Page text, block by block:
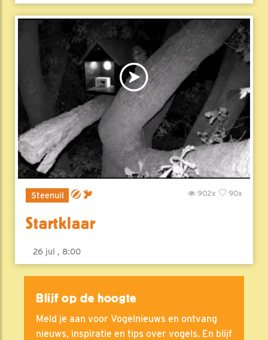
Steenuil 90x
902x
Startklaar
26 jul , 8:00
Blijf op de hoogte
Meld je aan voor Vogelnieuws en ontvang
nieuws, inspiratie en tips over vogels. En blijf